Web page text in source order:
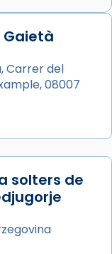
i
Cugat, a
la tradició
a Júlia”) i
=
1667, el
en una obra
Iluro.
Carrer del
08007
solters de